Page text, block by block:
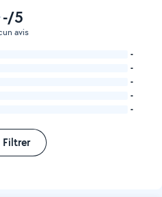
-/5
avis
-
-
-
-
-
Filtrer